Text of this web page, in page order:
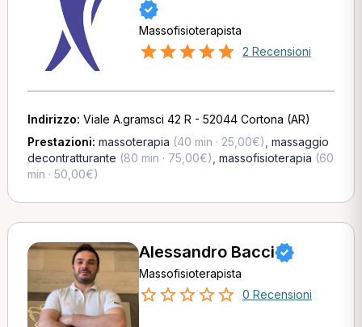
Massofisioterapista
2 Recensioni
Indirizzo: Viale A.gramsci 42 R - 52044 Cortona (AR)
Prestazioni: massoterapia (40 min · 25,00€) massaggio
decontratturante (80 min · 75,00€) massofisioterapia (60
min · 50,00€)
Alessandro Bacci
Massofisioterapista
0 Recensioni